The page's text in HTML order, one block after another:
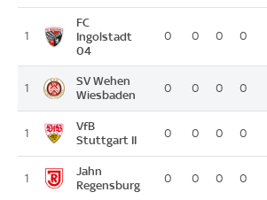
1
FC
Ingolstadt
04
0 0 0 0
1
SV Wehen
Wiesbaden
0 0 0 0
1
VfB
Stuttgart II
0 0 0 0
1
Jahn
Regensburg
0 0 0 0